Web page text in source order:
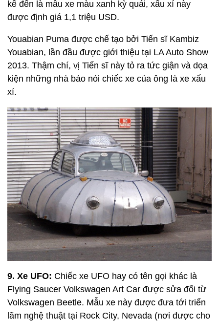
kể đến là mẫu xe màu xanh kỳ quái, xấu xí này
được định giá 1,1 triệu USD.
Youabian Puma được chế tạo bởi Tiến sĩ Kambiz
Youabian, lần đầu được giới thiệu tại LA Auto Show
2013. Thậm chí, vị Tiến sĩ này tỏ ra tức giận và dọa
kiện những nhà báo nói chiếc xe của ông là xe xấu
xí.
9. Xe UFO: Chiếc xe UFO hay có tên gọi khác là
Flying Saucer Volkswagen Art Car được sửa đổi từ
Volkswagen Beetle. Mẫu xe này được đưa tới triển
lãm nghệ thuật tại Rock City, Nevada (nơi được cho